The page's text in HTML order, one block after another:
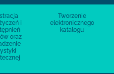
i
oraz
Tworzenie
elektronicznego
katalogu